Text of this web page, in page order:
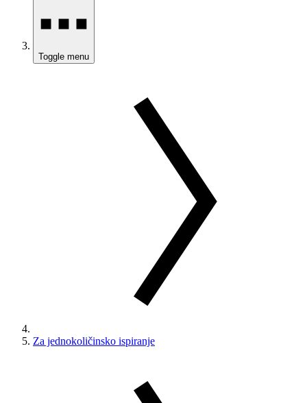
Toggle menu
Za jednokoličinsko ispiranje